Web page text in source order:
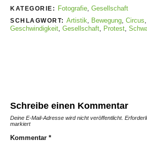
KATEGORIE: Fotografie, Gesellschaft
SCHLAGWORT: Artistik Bewegung Circus
Geschwindigkeit Gesellschaft Protest
Schreibe einen Kommentar
Deine E-Mail-Adresse wird nicht veröffentlicht.
markiert
Kommentar *